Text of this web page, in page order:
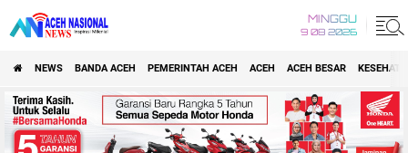
MINGGU
9 08 2026
NEWS BANDA ACEH PEMERINTAH ACEH ACEH ACEH BESAR